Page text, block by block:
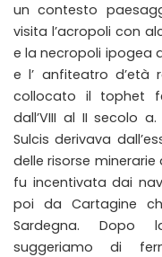
un contesto
visita l’acropoli con
e la necropoli ipogea
e l’ anfiteatro d’età
collocato il tophet
dall’VIII al II secolo
Sulcis derivava
delle risorse minerarie
fu incentivata dai
poi da Cartagine
Sardegna. Dopo
suggeriamo di